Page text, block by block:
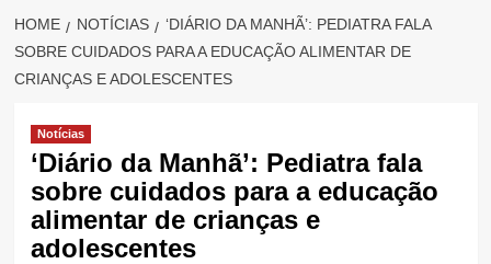
HOME NOTÍCIAS
‘DIÁRIO DA MANHÃ’: PEDIATRA FALA
SOBRE CUIDADOS PARA A EDUCAÇÃO ALIMENTAR DE
CRIANÇAS E ADOLESCENTES
Notícias
‘Diário da Manhã’: Pediatra fala
sobre cuidados para a educação
alimentar de crianças e
adolescentes